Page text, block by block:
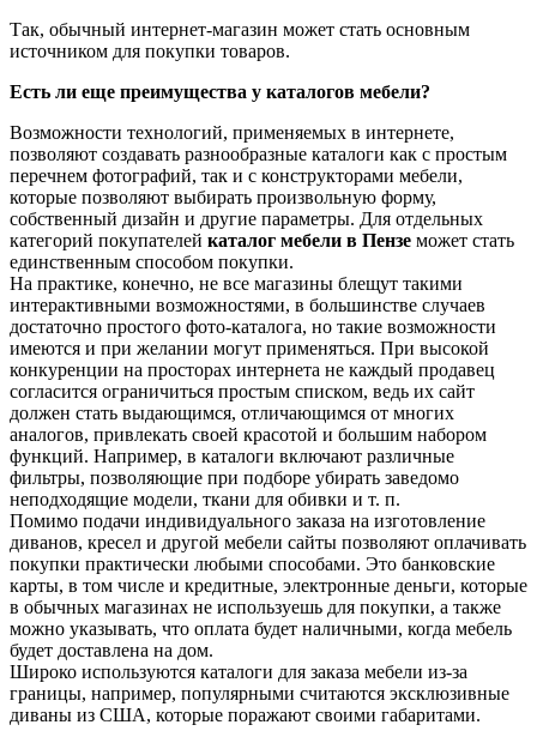
Так, обычный интернет-магазин может стать основным
источником для покупки товаров.
Есть ли еще преимущества у каталогов мебели?
Возможности технологий, применяемых в интернете,
позволяют создавать разнообразные каталоги как с простым
перечнем фотографий, так и с конструкторами мебели,
которые позволяют выбирать произвольную форму,
собственный дизайн и другие параметры. Для отдельных
категорий покупателей каталог мебели в Пензе может стать
единственным способом покупки.
На практике, конечно, не все магазины блещут такими
интерактивными возможностями, в большинстве случаев
достаточно простого фото-каталога, но такие возможности
имеются и при желании могут применяться. При высокой
конкуренции на просторах интернета не каждый продавец
согласится ограничиться простым списком, ведь их сайт
должен стать выдающимся, отличающимся от многих
аналогов, привлекать своей красотой и большим набором
функций. Например, в каталоги включают различные
фильтры, позволяющие при подборе убирать заведомо
неподходящие модели, ткани для обивки и т. п.
Помимо подачи индивидуального заказа на изготовление
диванов, кресел и другой мебели сайты позволяют оплачивать
покупки практически любыми способами. Это банковские
карты, в том числе и кредитные, электронные деньги, которые
в обычных магазинах не используешь для покупки, а также
можно указывать, что оплата будет наличными, когда мебель
будет доставлена на дом.
Широко используются каталоги для заказа мебели из-за
границы, например, популярными считаются эксклюзивные
диваны из США, которые поражают своими габаритами.